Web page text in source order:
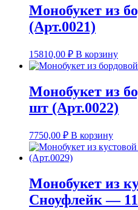
Монобукет из
(Арт.0021)
15810,00 ₽ В корзину
Монобукет из
шт (Арт.0022)
7750,00 ₽ В корзину
Монобукет из
Сноуфлейк —